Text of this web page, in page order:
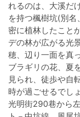
れるのは、大溪だ
を持つ楓樹坑(別
密に植林したこと
デの林が広がる光
穂、辺り一面を真
ブラギリの花、夏
見られ、徒歩や自
時が過ごせるでしょ
光明街290巷から
【#跟著小桃走 龜山
你知道龜山也藏著一
就在虎頭山後方的#
最近不只可以欣賞盛
朵朵牡丹蓮開得又大
現在也正好是稻穗成
沿著鄉間小路漫步，
搭配遠方山景，怎麼